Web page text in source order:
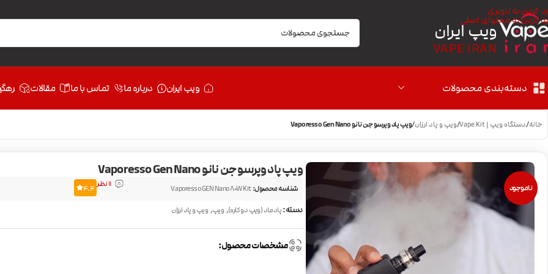
رد کردن به ناوبری
رد کردن به محتوای اصلی
ویپ ایران
VAPE IRAN
دسته‌بندی محصولات ویپ ایران درباره ما تماس با ما مقالات
خانه/دستگاه ویپ | Vape Kit /ویپ و پاد ارزان/ویپ پاد وپرسو جن نانو Vaporesso Gen Nano
ناموجود
ویپ پاد وپرسو جن نانو Vaporesso Gen Nano
شناسه محصول:Vaporesso GEN Nano 80W Kit 11 نظر 4.4
دسته:پادماد (ویپ دو کاره), ویپ, ویپ و پاد ارزان
مشخصات محصول: